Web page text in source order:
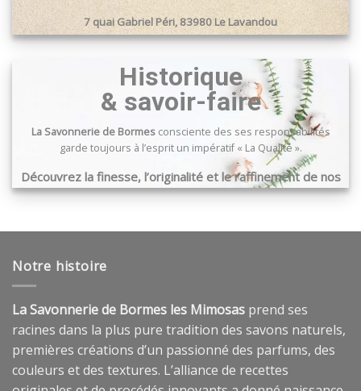
page
du
la
page
du
produit
7 quai Gabriel Péri, 83980 Le Lavandou
Historique
& savoir-faire
La Savonnerie de Bormesconsciente des ses responsabilités
garde toujours à l’esprit un impératif « La Qualité ».
Découvrez la finesse, l’originalité et le raffinement de nos
produits …
Notre histoire
La Savonnerie de Bormes les Mimosas prend ses
racines dans la plus pure tradition des savons naturels,
premières créations d’un passionné des parfums, des
couleurs et des textures. L’alliance de recettes